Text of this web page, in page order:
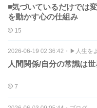
◾️気づいているだけでは
を動かす心の仕組み
15
2026-06-19 02:36:42 ・ ▶︎人生を
人間関係/自分の常識は
7